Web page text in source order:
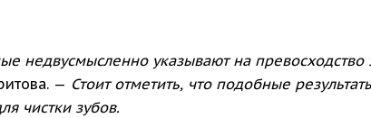
указывают на превосходство
— Стоит отметить, что подобные
чистки зубов.